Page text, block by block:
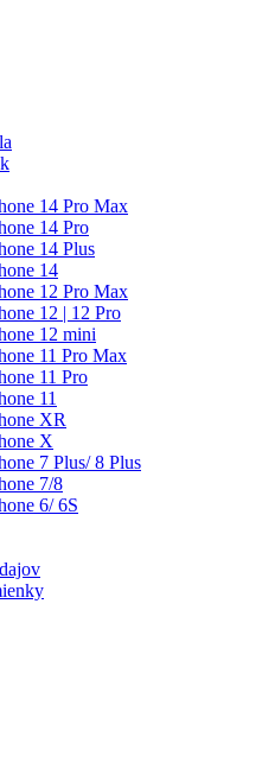
14 Pro Max
14 Pro
14 Plus
14
12 Pro Max
12 | 12 Pro
12 mini
11 Pro Max
11 Pro
11
XR
X
7 Plus/ 8 Plus
7/8
6/ 6S